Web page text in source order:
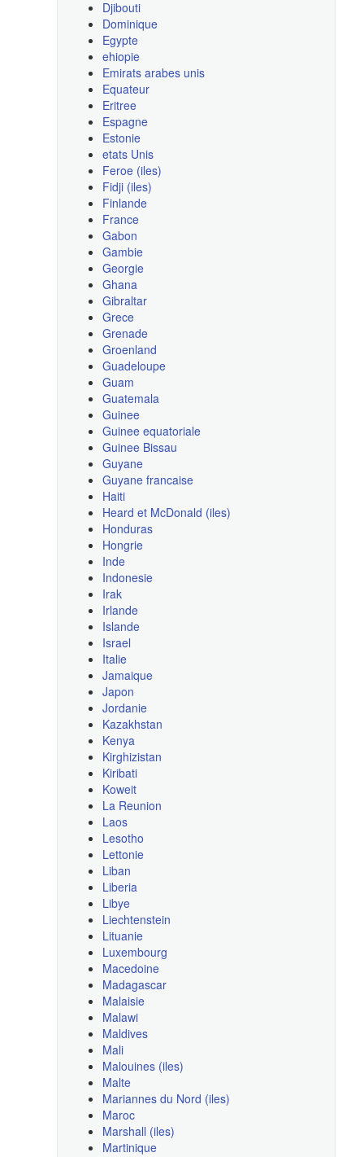
Djibouti
Dominique
Egypte
ehiopie
Emirats arabes unis
Equateur
Eritree
Espagne
Estonie
etats Unis
Feroe (iles)
Fidji (iles)
Finlande
France
Gabon
Gambie
Georgie
Ghana
Gibraltar
Grece
Grenade
Groenland
Guadeloupe
Guam
Guatemala
Guinee
Guinee equatoriale
Guinee Bissau
Guyane
Guyane francaise
Haiti
Heard et McDonald (iles)
Honduras
Hongrie
Inde
Indonesie
Irak
Irlande
Islande
Israel
Italie
Jamaique
Japon
Jordanie
Kazakhstan
Kenya
Kirghizistan
Kiribati
Koweit
La Reunion
Laos
Lesotho
Lettonie
Liban
Liberia
Libye
Liechtenstein
Lituanie
Luxembourg
Macedoine
Madagascar
Malaisie
Malawi
Maldives
Mali
Malouines (iles)
Malte
Mariannes du Nord (iles)
Maroc
Marshall (iles)
Martinique